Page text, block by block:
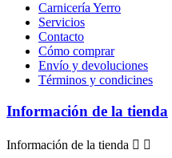
Carnicería Yerro
Servicios
Contacto
Cómo comprar
Envío y devoluciones
Términos y condicines
Información de la tienda
Información de la tienda  